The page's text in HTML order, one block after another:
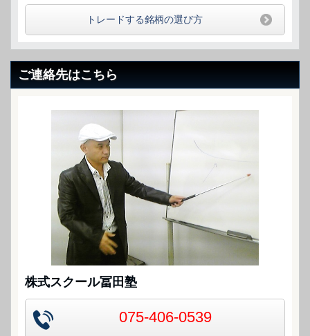
トレードする銘柄の選び方
ご連絡先はこちら
株式スクール冨田塾
075-406-0539